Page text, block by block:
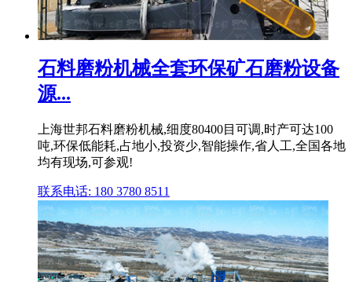
石料磨粉机械全套环保矿石磨粉设备
源...
上海世邦石料磨粉机械,细度80400目可调,时产可达100
吨,环保低能耗,占地小,投资少,智能操作,省人工,全国各地
均有现场,可参观!
联系电话: 180 3780 8511